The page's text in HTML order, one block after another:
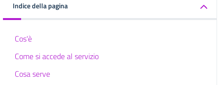
Indice della pagina
Cos'è
Come si accede al servizio
Cosa serve